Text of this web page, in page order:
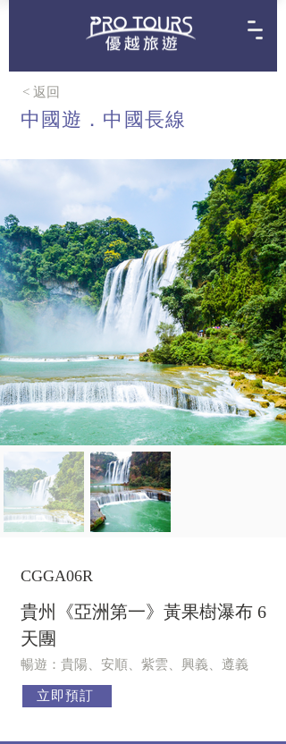
< 返回
中國遊．中國長線
CGGA06R
貴州《亞洲第一》黃果樹瀑布 6
天團
暢遊：貴陽、安順、紫雲、興義、遵義
立即預訂